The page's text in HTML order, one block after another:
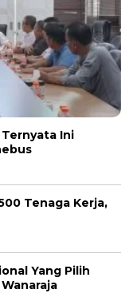
Ini
Tenaga Kerja,
Yang Pilih